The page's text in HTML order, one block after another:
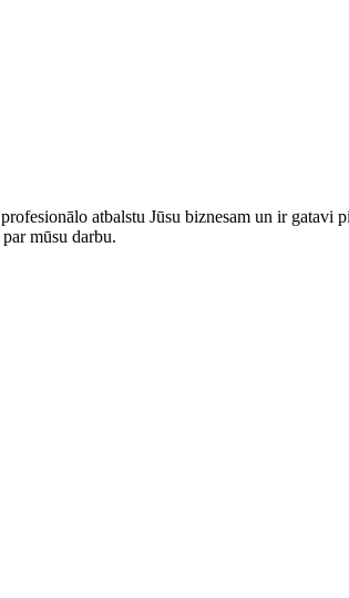
atbalstu Jūsu biznesam un ir gatavi
mūsu darbu.